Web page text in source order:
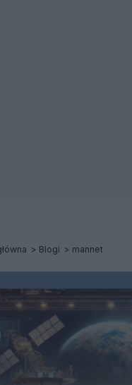
Blogi mannet